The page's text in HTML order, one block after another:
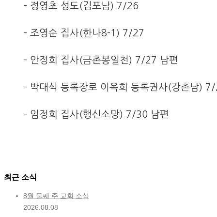
– 정영초 성도(김포남) 7/26
– 조영순 집사(한나8-1) 7/27
– 안정희 집사(금촌봉일천) 7/27 남편
– 박대식 등록장로 이옥희 등록권사(강촌남)
– 임정희 집사(행신소망) 7/30 남편
최근 소식
8월 둘째 주 교회 소식
2026.08.08